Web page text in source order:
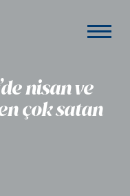
nisan ve
çok satan